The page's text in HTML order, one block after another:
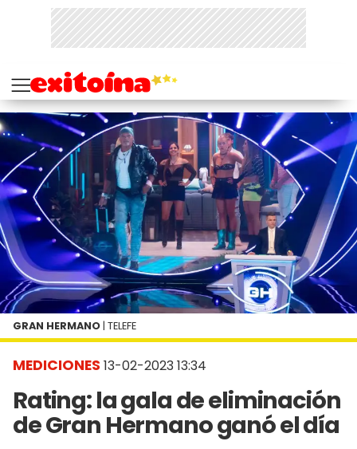
MEDICIONES 13-02-2023 13:34
Rating: la gala de eliminación
de Gran Hermano ganó el día
GRAN HERMANO | TELEFE